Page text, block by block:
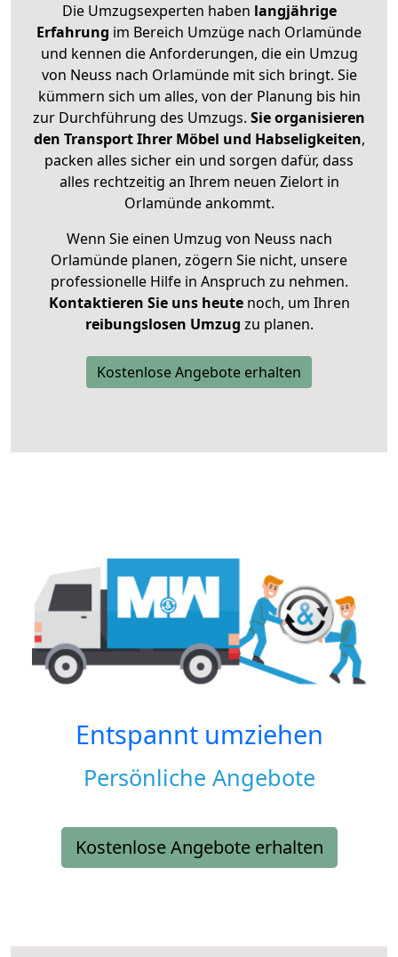
Die Umzugsexperten haben langjährige
Erfahrung im Bereich Umzüge nach Orlamünde
und kennen die Anforderungen, die ein Umzug
von Neuss nach Orlamünde mit sich bringt. Sie
kümmern sich um alles, von der Planung bis hin
zur Durchführung des Umzugs. Sie organisieren
den Transport Ihrer Möbel und Habseligkeiten,
packen alles sicher ein und sorgen dafür, dass
alles rechtzeitig an Ihrem neuen Zielort in
Orlamünde ankommt.
Wenn Sie einen Umzug von Neuss nach
Orlamünde planen, zögern Sie nicht, unsere
professionelle Hilfe in Anspruch zu nehmen.
Kontaktieren Sie uns heutenoch, um Ihren
reibungslosen Umzug zu planen.
Kostenlose Angebote erhalten
Entspannt umziehen
Persönliche Angebote
Kostenlose Angebote erhalten